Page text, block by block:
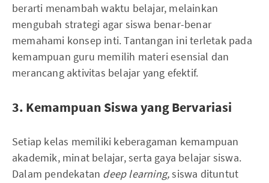
berarti menambah waktu belajar, melainkan
mengubah strategi agar siswa benar-benar
memahami konsep inti. Tantangan ini terletak pada
kemampuan guru memilih materi esensial dan
merancang aktivitas belajar yang efektif.
3. Kemampuan Siswa yang Bervariasi
Setiap kelas memiliki keberagaman kemampuan
akademik, minat belajar, serta gaya belajar siswa.
Dalam pendekatan deep learning,siswa dituntut